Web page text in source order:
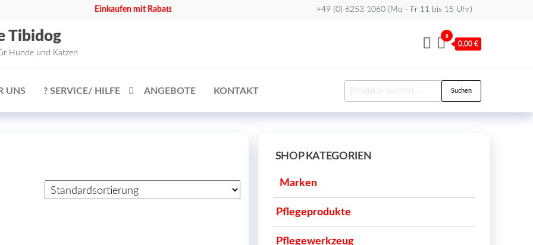
Einkaufen mit Rabatt +49 (0) 6253 1060 (Mo - Fr 11 bis 15 Uhr)
Tibidog
Hunde und Katzen
0
0,00 €
UNS ? SERVICE/ HILFE ANGEBOTE KONTAKT
Suchen
nach:
Suchen
SHOP KATEGORIEN
Marken
Pflegeprodukte
Pflegewerkzeug